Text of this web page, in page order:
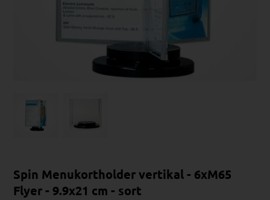
Spin Menukortholder vertikal - 6xM65
Flyer - 9.9x21 cm - sort